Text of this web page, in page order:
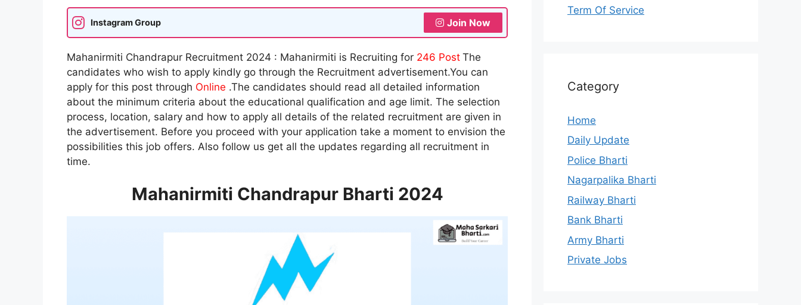
Instagram Group Join Now
Mahanirmiti Chandrapur Recruitment 2024 : Mahanirmiti is Recruiting for 246 Post The
candidates who wish to apply kindly go through the Recruitment advertisement.You can
apply for this post through Online .The candidates should read all detailed information
about the minimum criteria about the educational qualification and age limit. The selection
process, location, salary and how to apply all details of the related recruitment are given in
the advertisement. Before you proceed with your application take a moment to envision the
possibilities this job offers. Also follow us get all the updates regarding all recruitment in
time.
Mahanirmiti Chandrapur Bharti 2024
Term Of Service
Category
Home
Daily Update
Police Bharti
Nagarpalika Bharti
Railway Bharti
Bank Bharti
Army Bharti
Private Jobs